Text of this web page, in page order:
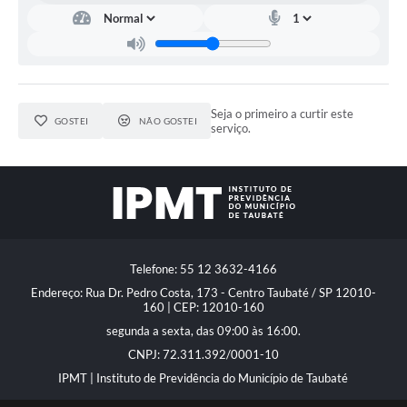
GOSTEI NÃO GOSTEI
Seja o primeiro a curtir este
serviço.
Telefone: 55 12 3632-4166
Endereço: Rua Dr. Pedro Costa, 173 - Centro Taubaté / SP 12010-
160 | CEP: 12010-160
segunda a sexta, das 09:00 às 16:00.
CNPJ: 72.311.392/0001-10
IPMT | Instituto de Previdência do Município de Taubaté